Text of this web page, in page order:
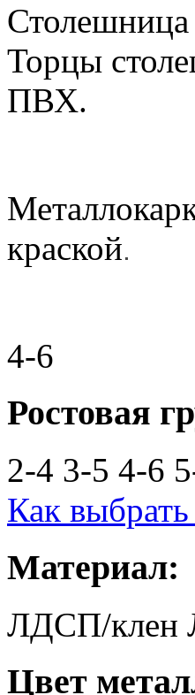
Торцы
ПВХ.
краской.
4-6
Ростовая
2-4 3-5 4-6
Как
Материал:
ЛДСП/клен
Цвет